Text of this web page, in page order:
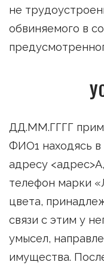
не
обвиняемого в
ДД.ММ.ГГГГ
ФИО1 находясь
адресу
телефон марки
цвета,
связи с этим у
умысел,
имущества.